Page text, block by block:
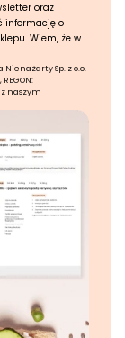
oraz
informację o
Wiem, że w
Sp. z o.o.
z naszym